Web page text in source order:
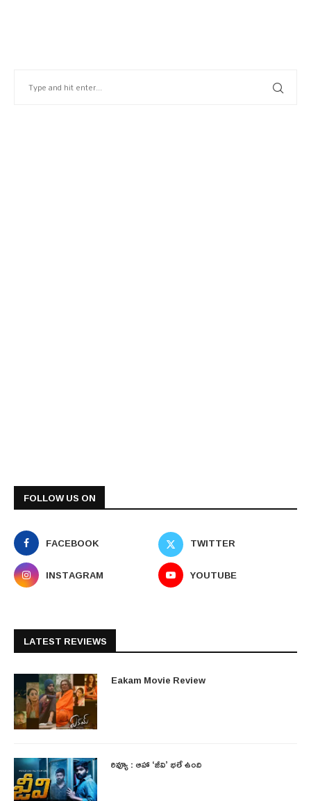
FOLLOW US ON
FACEBOOK
TWITTER
INSTAGRAM
YOUTUBE
LATEST REVIEWS
Eakam Movie Review
రివ్యూ : ఆహా ‘జీవి’ భలే ఉంది